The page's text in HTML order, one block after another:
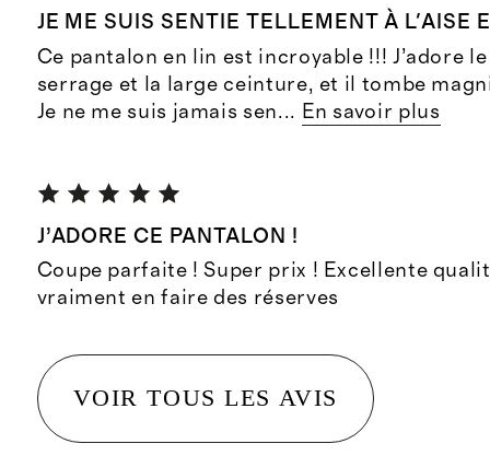
JE ME SUIS SENTIE TELLEMENT À L'AISE
Ce pantalon en lin est incroyable !!! J’adore
serrage et la large ceinture, et il tombe
Je ne me suis jamais sen... En savoir plus
J’ADORE CE PANTALON !
Coupe parfaite ! Super prix ! Excellente
vraiment en faire des réserves
VOIR TOUS LES AVIS